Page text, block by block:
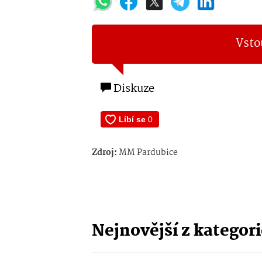
Diskuze
Zdroj:MM Pardubice
Nejnovější z